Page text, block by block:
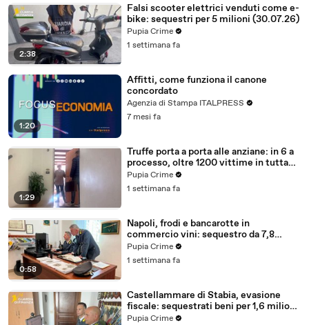
2:38
Falsi scooter elettrici venduti come e-
bike: sequestri per 5 milioni (30.07.26)
Pupia Crime
1 settimana fa
1:20
Affitti, come funziona il canone
concordato
Agenzia di Stampa ITALPRESS
7 mesi fa
1:29
Truffe porta a porta alle anziane: in 6 a
processo, oltre 1200 vittime in tutta
Italia (30.07.26)
Pupia Crime
1 settimana fa
0:58
Napoli, frodi e bancarotte in
commercio vini: sequestro da 7,8
milioni (30.07.26)
Pupia Crime
1 settimana fa
Castellammare di Stabia, evasione
fiscale: sequestrati beni per 1,6 milioni
ad un consorzio navale (29.07.26)
Pupia Crime